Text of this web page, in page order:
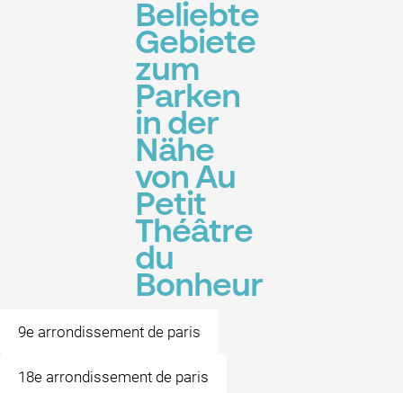
Beliebte
Gebiete
zum
Parken
in der
Nähe
von Au
Petit
Théâtre
du
Bonheur
9e arrondissement de paris
18e arrondissement de paris